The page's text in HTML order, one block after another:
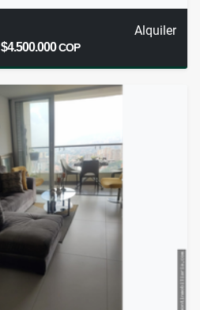
Alquiler
$4.500.000COP